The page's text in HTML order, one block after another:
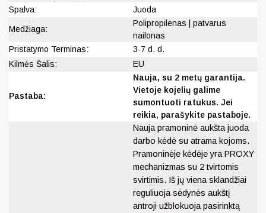
Spalva:
Juoda
Medžiaga:
Polipropilenas | patvarus
nailonas
Pristatymo Terminas:
3-7 d. d.
Kilmės Šalis:
EU
Pastaba:
Nauja, su 2 metų garantija.
Vietoje kojelių galime
sumontuoti ratukus. Jei
reikia, parašykite pastaboje.
Nauja pramoninė aukšta juoda
darbo kėdė su atrama kojoms.
Pramoninėje kėdėje yra PROXY
mechanizmas su 2 tvirtomis
svirtimis. Iš jų viena sklandžiai
reguliuoja sėdynės aukštį
antroji užblokuoja pasirinktą